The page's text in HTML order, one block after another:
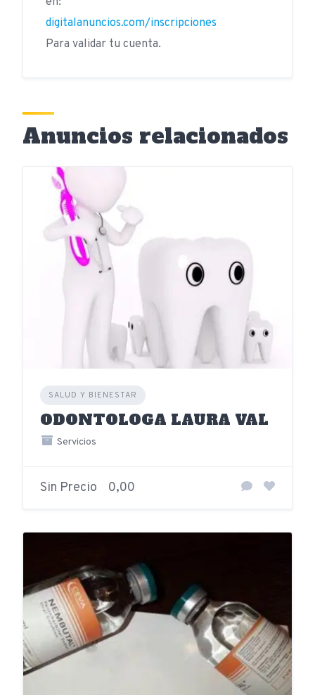
digitalanuncios.com/inscripciones
Para validar tu cuenta.
Anuncios relacionados
SALUD Y BIENESTAR
ODONTOLOGA LAURA VAL
Servicios
Sin Precio 0,00